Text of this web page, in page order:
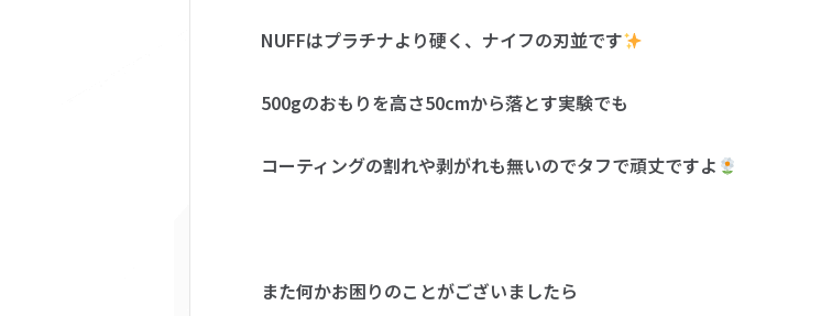
NUFFはプラチナより硬く、ナイフの刃並です
500gのおもりを高さ50cmから落とす実験でも
コーティングの割れや剥がれも無いのでタフで頑丈ですよ
また何かお困りのことがございましたら